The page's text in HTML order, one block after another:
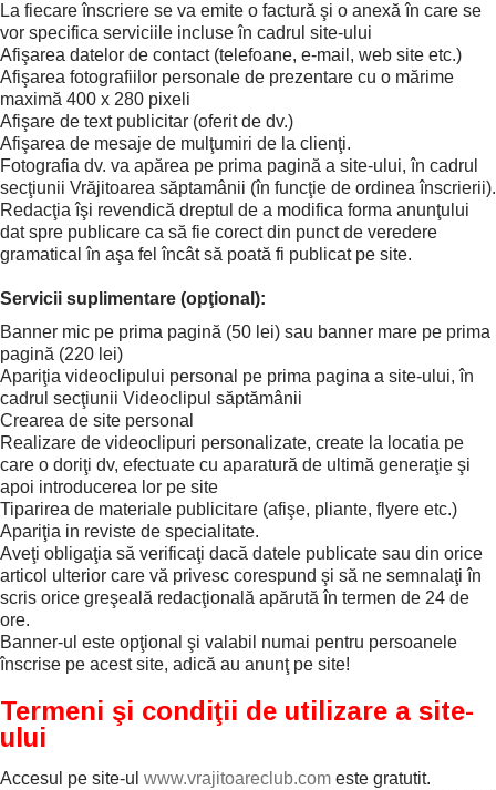
La fiecare înscriere se va emite o factură şi o anexă în care se
vor specifica serviciile incluse în cadrul site-ului
Afişarea datelor de contact (telefoane, e-mail, web site etc.)
Afişarea fotografiilor personale de prezentare cu o mărime
maximă 400 x 280 pixeli
Afişare de text publicitar (oferit de dv.)
Afişarea de mesaje de mulţumiri de la clienţi.
Fotografia dv. va apărea pe prima pagină a site-ului, în cadrul
secţiunii Vrăjitoarea săptamânii (în funcţie de ordinea înscrierii).
Redacţia îşi revendică dreptul de a modifica forma anunţului
dat spre publicare ca să fie corect din punct de veredere
gramatical în aşa fel încât să poată fi publicat pe site.
Servicii suplimentare (opţional):
Banner mic pe prima pagină (50 lei) sau banner mare pe prima
pagină (220 lei)
Apariţia videoclipului personal pe prima pagina a site-ului, în
cadrul secţiunii Videoclipul săptămânii
Crearea de site personal
Realizare de videoclipuri personalizate, create la locatia pe
care o doriţi dv, efectuate cu aparatură de ultimă generaţie şi
apoi introducerea lor pe site
Tiparirea de materiale publicitare (afişe, pliante, flyere etc.)
Apariţia in reviste de specialitate.
Aveţi obligaţia să verificaţi dacă datele publicate sau din orice
articol ulterior care vă privesc corespund şi să ne semnalaţi în
scris orice greşeală redacţională apărută în termen de 24 de
ore.
Banner-ul este opţional şi valabil numai pentru persoanele
înscrise pe acest site, adică au anunţ pe site!
Termeni şi condiţii de utilizare a site-
ului
Accesul pe site-ul www.vrajitoareclub.com este gratutit.